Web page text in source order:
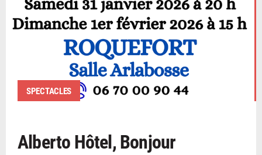
SPECTACLES
Alberto Hôtel, Bonjour